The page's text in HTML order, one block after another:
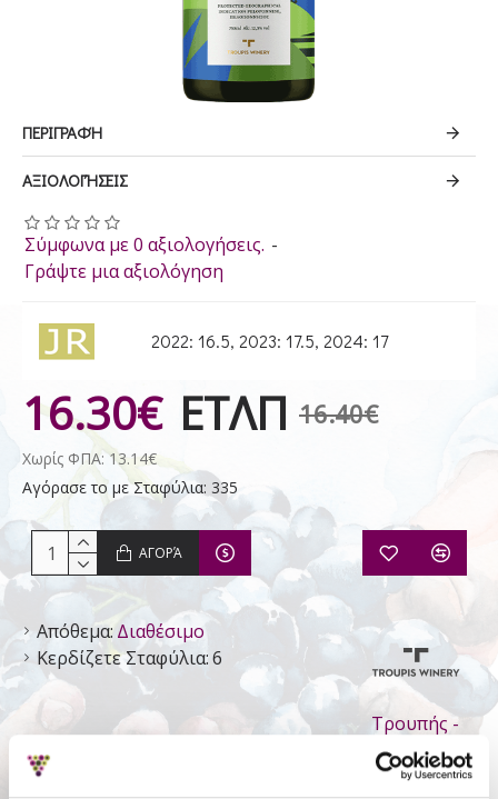
ΠΕΡΙΓΡΑΦΉ
ΑΞΙΟΛΟΓΉΣΕΙΣ
Απόθεμα: Διαθέσιμο
Κερδίζετε Σταφύλια:6
Τρουπής -
Οινοποιείο
Σύμφωνα με 0 αξιολογήσεις. -
Γράψτε μια αξιολόγηση
2022: 16.5, 2023: 17.5, 2024: 17
ΕΤΛΠ 16.40€
16.30€
Χωρίς ΦΠΑ: 13.14€
Αγόρασε το με Σταφύλια: 335
ΑΓΟΡΆ